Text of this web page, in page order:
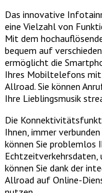
Das innovative
eine Vielzahl von
Mit dem
bequem auf
ermöglicht die
Ihres Mobiltelefons
Allroad. Sie können
Ihre Lieblingsmusik
Die
Ihnen, immer
können Sie problemlos
Echtzeitverkehrsdaten,
können Sie dank der
Allroad auf Online-